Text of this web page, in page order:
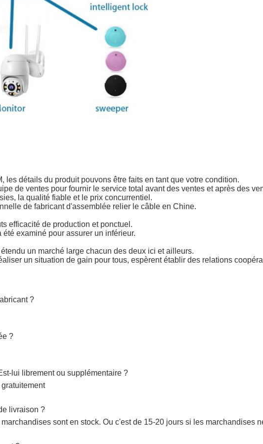
les détails du produit pouvons être faits en tant que votre condition.
de ventes pour fournir le service total avant des ventes et après des
la qualité fiable et le prix concurrentiel.
de fabricant d'assemblée relier le câble en Chine.
efficacité de production et ponctuel.
examiné pour assurer un inférieur.
un marché large chacun des deux ici et ailleurs.
un situation de gain pour tous, espèrent établir des relations
?
?
lui librement ou supplémentaire ?
livraison ?
sont en stock. Ou c'est de 15-20 jours si les marchandises